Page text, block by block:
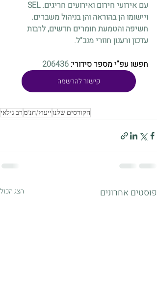
ויישומו הן בהוראה והן בניהול משברים.
חשיפה והטמעת חומרים חדשים, לרבות
עדכון ורענון חוזרי מנכ"ל.
חפשו עפ"י מספר סידורי:
206436
קישור להרשמה
הקורסים שלנוייעוץ/חנ"מרב גילאי
פוסטים אחרונים הצג הכול